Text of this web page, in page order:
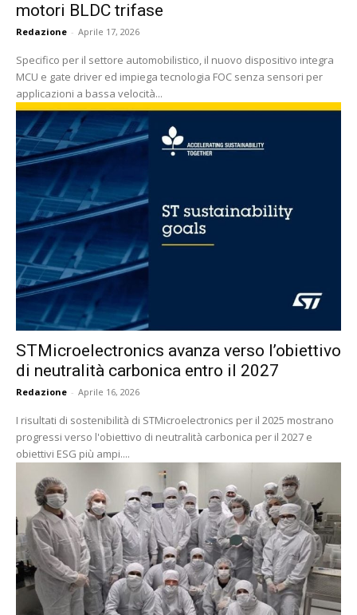
motori BLDC trifase
Redazione - Aprile 17, 2026
Specifico per il settore automobilistico, il nuovo dispositivo integra
MCU e gate driver ed impiega tecnologia FOC senza sensori per
applicazioni a bassa velocità...
STMicroelectronics avanza verso l’obiettivo
di neutralità carbonica entro il 2027
Redazione - Aprile 16, 2026
I risultati di sostenibilità di STMicroelectronics per il 2025 mostrano
progressi verso l'obiettivo di neutralità carbonica per il 2027 e
obiettivi ESG più ampi....